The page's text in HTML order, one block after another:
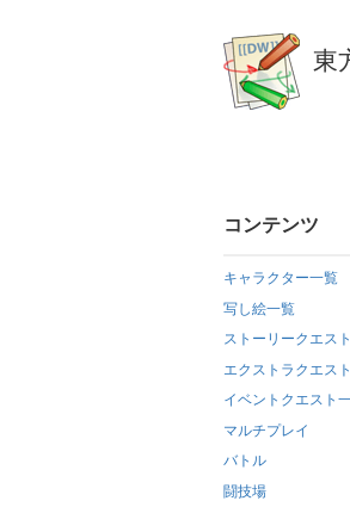
東
コンテンツ
キャラクター一覧
写し絵一覧
ストーリークエス
エクストラクエス
イベントクエスト
マルチプレイ
バトル
闘技場